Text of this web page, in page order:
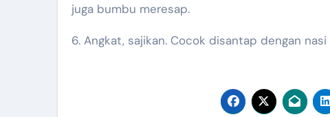
juga bumbu meresap.
6. Angkat, sajikan. Cocok disantap dengan